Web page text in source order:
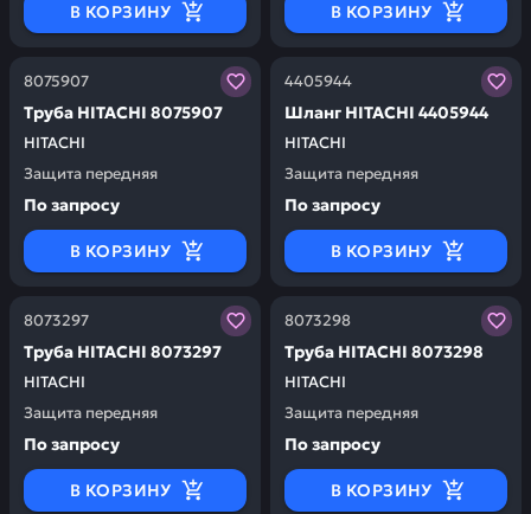
В КОРЗИНУ В КОРЗИНУ
8075907
HITACHI
Труба HITACHI 8075907
Защита передняя
Заказывая запчасти у нас, вы получаете гарантию
По запросу
В КОРЗИНУ
4405944
HITACHI
Шланг HITACHI 4405944
Защита передняя
Заказывая запчасти у
По запросу
В КОРЗИНУ
8073297
HITACHI
Труба HITACHI 8073297
Защита передняя
Заказывая запчасти у нас, вы получаете гарантию
По запросу
В КОРЗИНУ
8073298
HITACHI
Труба HITACHI 8073298
Защита передняя
Заказывая запчасти у
По запросу
В КОРЗИНУ